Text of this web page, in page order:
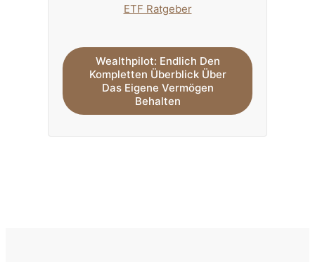
ETF Ratgeber
Wealthpilot: Endlich Den
Kompletten Überblick Über
Das Eigene Vermögen
Behalten